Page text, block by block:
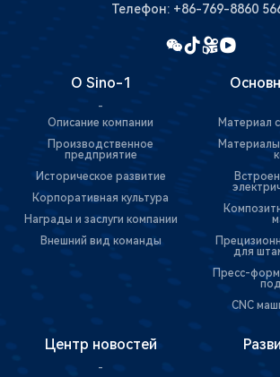
Телефон: +86-769-8860
О Sino-1
-
Описание компании
Производственное
предприятие
Историческое развитие
Корпоративная культура
Награды и заслуги компании
Внешний вид команды
Материал
для
Пресс-
CNC
Центр новостей
-